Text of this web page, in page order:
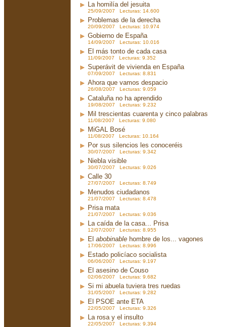
La homilía del jesuita
25/09/2007 Lecturas: 14.600
Problemas de la derecha
20/09/2007 Lecturas: 10.974
Gobierno de España
14/09/2007 Lecturas: 10.016
El más tonto de cada casa
11/09/2007 Lecturas: 9.352
Superávit de vivienda en España
07/09/2007 Lecturas: 8.831
Ahora que vamos despacio
26/08/2007 Lecturas: 9.059
Cataluña no ha aprendido
19/08/2007 Lecturas: 9.232
Mil trescientas cuarenta y cinco palabras
11/08/2007 Lecturas: 9.080
MiGAL Bosé
11/08/2007 Lecturas: 10.164
Por sus silencios les conoceréis
30/07/2007 Lecturas: 9.342
Niebla visible
30/07/2007 Lecturas: 9.026
Calle 30
27/07/2007 Lecturas: 8.749
Menudos ciudadanos
21/07/2007 Lecturas: 8.478
Prisa mata
21/07/2007 Lecturas: 9.036
La caída de la casa... Prisa
12/07/2007 Lecturas: 8.955
El abobinable hombre de los... vagones
17/06/2007 Lecturas: 8.996
Estado policíaco socialista
06/06/2007 Lecturas: 9.197
El asesino de Couso
02/06/2007 Lecturas: 9.682
Si mi abuela tuviera tres ruedas
31/05/2007 Lecturas: 9.282
El PSOE ante ETA
22/05/2007 Lecturas: 9.326
La rosa y el insulto
22/05/2007 Lecturas: 9.394